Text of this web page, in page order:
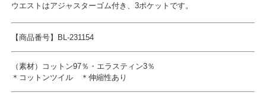
ウエストはアジャスターゴム付き、3ポケットです。
【商品番号】BL-231154
（素材）コットン97％・エラスティン3％
＊コットンツイル ＊伸縮性あり